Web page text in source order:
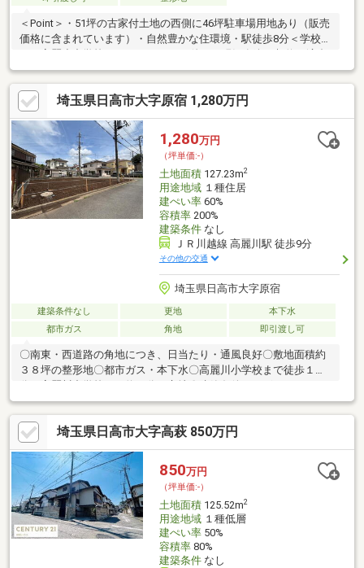
＜Point＞・51坪の古家付土地の西側に46坪駐車場用地あり（販売
価格に含まれています）・自然豊かな住環境・駅徒歩8分＜学校
＞・高麗小中学校（3900ｍ）＜その他＞・現況有姿・契約不適合
責任免責・境界非明示・適合証明取得により再建築可（敷地部
分）・３４条１２号開発許可取得により住宅建築可（駐車場部
分）
埼玉県日高市大字原宿 1,280万円
1,280万円
（坪単価:-）
土地面積127.23m2
用途地域１種住居
建ぺい率60%
容積率200%
建築条件なし
ＪＲ川越線 高麗川駅 徒歩9分
その他の交通
埼玉県日高市大字原宿
建築条件なし 更地
本下水
都市ガス
角地 即引渡し可
〇南東・西道路の角地につき、日当たり・通風良好〇敷地面積約
３８坪の整形地〇都市ガス・本下水〇高麗川小学校まで徒歩１１
お好きなハウスメーカーで建築可能
埼玉県日高市大字高萩 850万円
850万円
（坪単価:-）
土地面積125.52m2
用途地域１種低層
建ぺい率50%
容積率80%
建築条件なし